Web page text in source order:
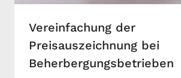
Vereinfachung der
Preisauszeichnung bei
Beherbergungsbetrieben